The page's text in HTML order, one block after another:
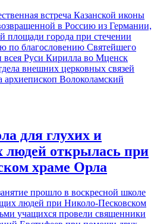
встреча Казанской иконы
в Россию из Германии,
площади города при стечении
по благословению Святейшего
всея Руси Кирилла во Мценск
внешних церковных связей
архиепископ Волоколамский
для глухих и
открылась при
храме Орла
прошло в воскресной школе
людей при Николо-Песковском
учащихся провели священники